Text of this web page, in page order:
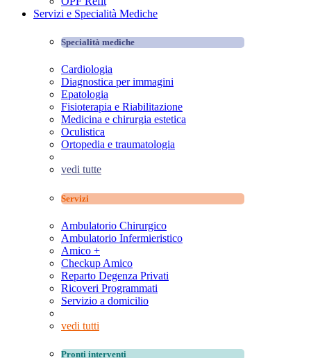
Servizi e Specialità Mediche
Specialità mediche
Cardiologia
Diagnostica per immagini
Epatologia
Fisioterapia e Riabilitazione
Medicina e chirurgia estetica
Oculistica
Ortopedia e traumatologia
vedi tutte
Servizi
Ambulatorio Chirurgico
Ambulatorio Infermieristico
Amico +
Checkup Amico
Reparto Degenza Privati
Ricoveri Programmati
Servizio a domicilio
vedi tutti
Pronti interventi